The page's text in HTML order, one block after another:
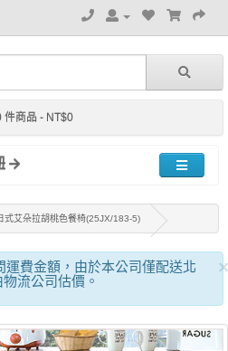
件商品 - NT$0
式艾朵拉胡桃色餐椅(25JX/183-5)
×
運費金額，由於本公司僅配送北
流公司估價。